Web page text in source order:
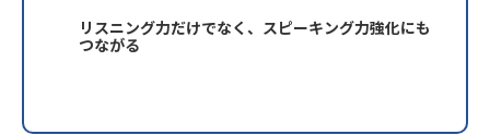
リスニング力だけでなく、スピーキング力強化にも
つながる